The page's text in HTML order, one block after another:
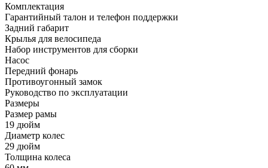
Комплектация
Гарантийный талон и телефон поддержки
Задний габарит
Крылья для велосипеда
Набор инструментов для сборки
Насос
Передний фонарь
Противоугонный замок
Руководство по эксплуатации
Размеры
Размер рамы
19 дюйм
Диаметр колес
29 дюйм
Толщина колеса